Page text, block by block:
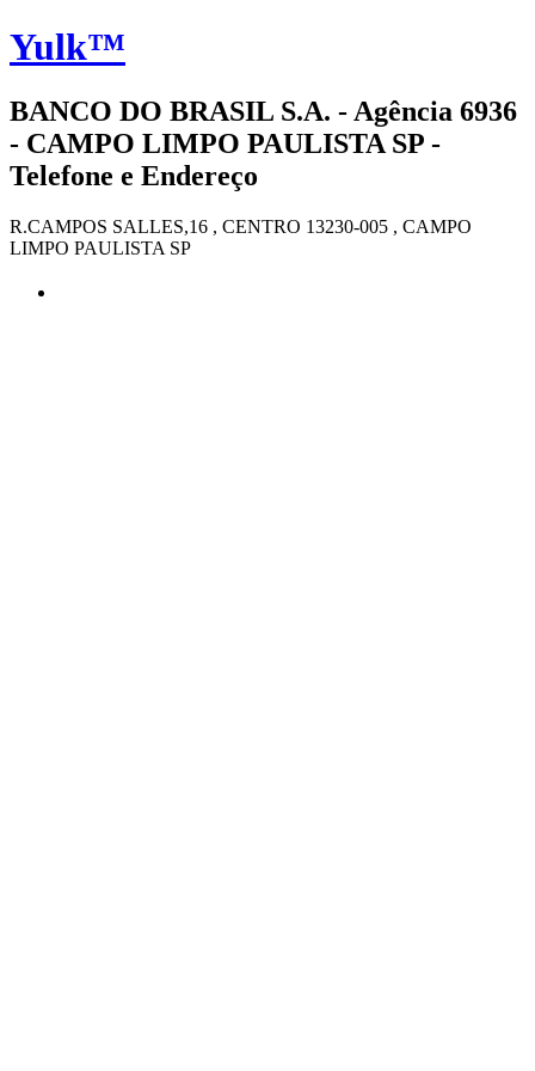
Yulk™
BANCO DO BRASIL S.A. - Agência 6936
- CAMPO LIMPO PAULISTA SP -
Telefone e Endereço
R.CAMPOS SALLES,16 , CENTRO 13230-005 , CAMPO
LIMPO PAULISTA SP